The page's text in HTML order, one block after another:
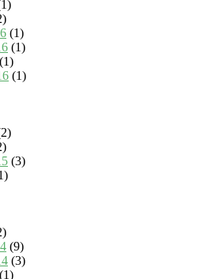
(1)
(1)
(1)
(1)
(3)
(9)
(3)
(1)